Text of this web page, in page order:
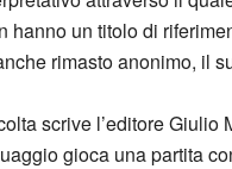
hanno un titolo di
rimasto anonimo, il
scrive l’editore Giulio
gioca una partita